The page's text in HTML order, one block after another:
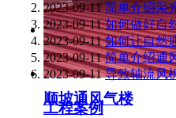
顺坡通风气楼
工程案例
2023-09-11 简单介绍采
2023-09-11 如何做好自
2023-09-11 如何让自然
2023-09-11 简单介绍通
2023-09-11 导致轴流风